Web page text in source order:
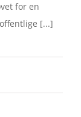
for en
[...]